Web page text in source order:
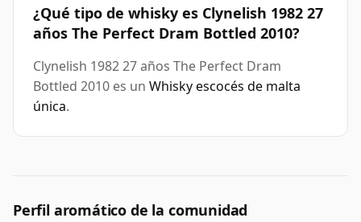
¿Qué tipo de whisky es Clynelish 1982 27
años The Perfect Dram Bottled 2010?
Clynelish 1982 27 años The Perfect Dram
Bottled 2010 es un Whisky escocés de malta
única.
Perfil aromático de la comunidad